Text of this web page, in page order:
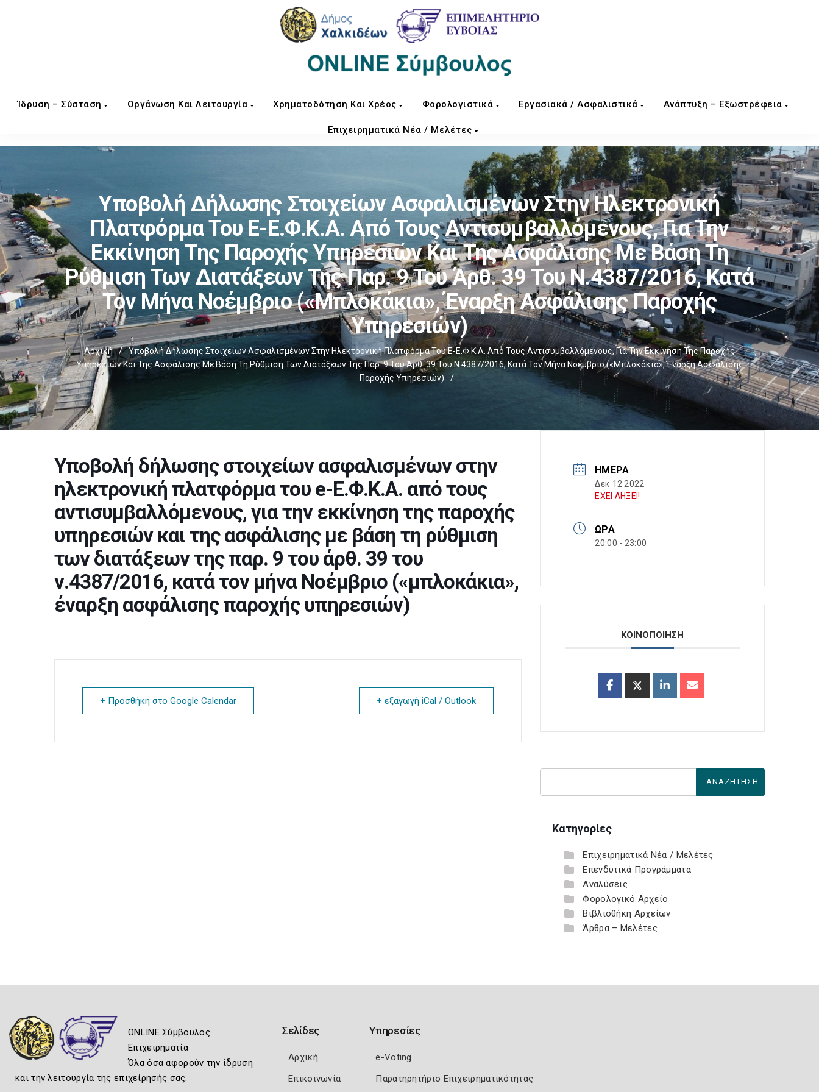
Ίδρυση – Σύσταση Οργάνωση Και Λειτουργία Χρηματοδότηση Και Χρέος Φορολογιστικά Εργασιακά / Ασφαλιστικά Ανάπτυξη – Εξωστρέφεια
Επιχειρηματικά Νέα / Μελέτες
Υποβολή Δήλωσης Στοιχείων Ασφαλισμένων Στην Ηλεκτρονική
Πλατφόρμα Του E-Ε.Φ.Κ.Α. Από Τους Αντισυμβαλλόμενους, Για Την
Εκκίνηση Της Παροχής Υπηρεσιών Και Της Ασφάλισης Με Βάση Τη
Ρύθμιση Των Διατάξεων Της Παρ. 9 Του Άρθ. 39 Του Ν.4387/2016, Κατά
Τον Μήνα Νοέμβριο («μπλοκάκια», Έναρξη Ασφάλισης Παροχής
Υπηρεσιών)
Αρχική /
Υποβολή Δήλωσης Στοιχείων Ασφαλισμένων Στην Ηλεκτρονική Πλατφόρμα Του E-Ε.Φ.Κ.Α. Από Τους Αντισυμβαλλόμενους, Για Την Εκκίνηση Της Παροχής
Υπηρεσιών Και Της Ασφάλισης Με Βάση Τη Ρύθμιση Των Διατάξεων Της Παρ. 9 Του Άρθ. 39 Του Ν.4387/2016, Κατά Τον Μήνα Νοέμβριο («μπλοκάκια», Έναρξη Ασφάλισης
Παροχής Υπηρεσιών)
/
Υποβολή δήλωσης στοιχείων ασφαλισμένων στην
ηλεκτρονική πλατφόρμα του e-Ε.Φ.Κ.Α. από τους
αντισυμβαλλόμενους, για την εκκίνηση της παροχής
υπηρεσιών και της ασφάλισης με βάση τη ρύθμιση
των διατάξεων της παρ. 9 του άρθ. 39 του
ν.4387/2016, κατά τον μήνα Νοέμβριο («μπλοκάκια»,
έναρξη ασφάλισης παροχής υπηρεσιών)
+ Προσθήκη στο Google Calendar + εξαγωγή iCal / Outlook
ΗΜΈΡΑ
Δεκ 12 2022
ΕΧΕΙ ΛΗΞΕΙ!
ΏΡΑ
20:00 - 23:00
ΚΟΙΝΟΠΟΙΗΣΗ
Κατηγορίες
Επιχειρηματικά Νέα / Μελέτες
Επενδυτικά Προγράμματα
Αναλύσεις
Φορολογικό Αρχείο
Βιβλιοθήκη Αρχείων
Άρθρα – Μελέτες
ONLINE Σύμβουλος
Επιχειρηματία
Όλα όσα αφορούν την ίδρυση
και την λειτουργία της επιχείρησής σας.
Σελίδες
Αρχική
Επικοινωνία
Υπηρεσίες
e-Voting
Παρατηρητήριο Επιχειρηματικότητας